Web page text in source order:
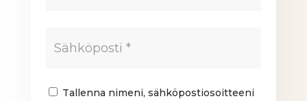
Tallenna nimeni, sähköpostiosoitteeni